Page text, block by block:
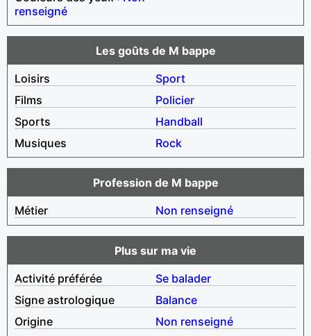
renseigné
Les goûts de M bappe
Loisirs
Sport
Films
Policier
Sports
Handball
Musiques
Rock
Profession de M bappe
Métier
Non renseigné
Plus sur ma vie
Activité préférée
Se balader
Signe astrologique
Balance
Origine
Non renseigné